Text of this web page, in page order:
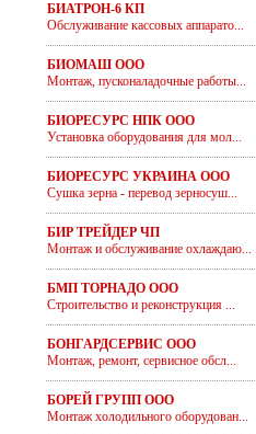
БИАТРОН-6 КП
Обслуживание кассовых аппарато...
БИОМАШ ООО
Монтаж, пусконаладочные работы...
БИОРЕСУРС НПК ООО
Установка оборудования для мол...
БИОРЕСУРС УКРАИНА ООО
Сушка зерна - перевод зерносуш...
БИР ТРЕЙДЕР ЧП
Монтаж и обслуживание охлаждаю...
БМП ТОРНАДО ООО
Строительство и реконструкция ...
БОНГАРДСЕРВИС ООО
Монтаж, ремонт, сервисное обсл...
БОРЕЙ ГРУПП ООО
Монтаж холодильного оборудован...